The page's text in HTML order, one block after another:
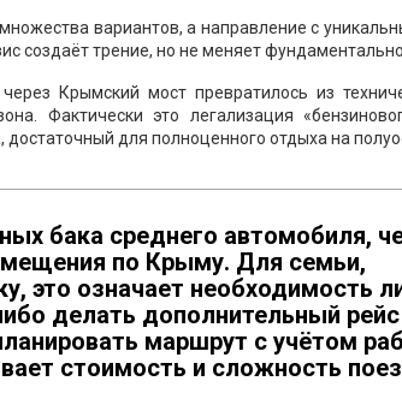
вариантов, а направление с
создаёт трение, но не меняет
Крымский мост превратилось из
Фактически это легализация
для полноценного отдыха на
бака среднего автомобиля,
по Крыму. Для семьи,
это означает необходимость
делать дополнительный
маршрут с учётом
стоимость и сложность